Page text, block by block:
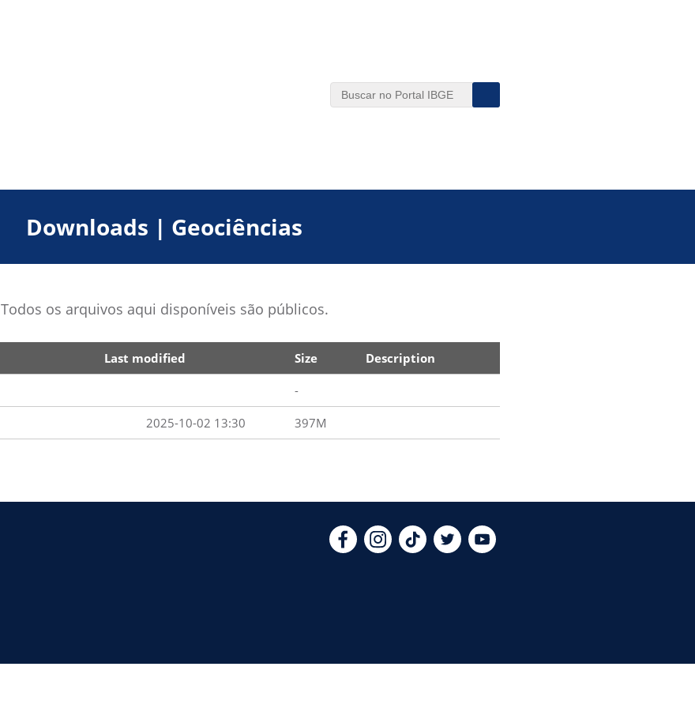
Downloads | Geociências
Todos os arquivos aqui disponíveis são públicos.
Last modified Size Description
-
2025-10-02 13:30 397M